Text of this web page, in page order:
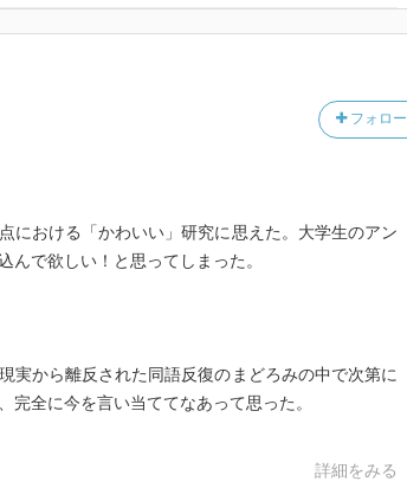
フォロー
における「かわいい」研究に思えた。大学生のアン
んで欲しい！と思ってしまった。
実から離反された同語反復のまどろみの中で次第に
完全に今を言い当ててなあって思った。
詳細をみる